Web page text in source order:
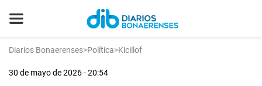
Diarios Bonaerenses>Política>Kicillof
30 de mayo de 2026 - 20:54